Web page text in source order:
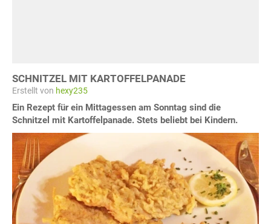
SCHNITZEL MIT KARTOFFELPANADE
Erstellt von hexy235
Ein Rezept für ein Mittagessen am Sonntag sind die
Schnitzel mit Kartoffelpanade. Stets beliebt bei Kindern.